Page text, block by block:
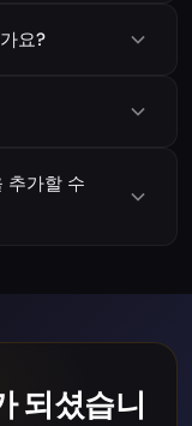
요?
추가할 수
되셨습니